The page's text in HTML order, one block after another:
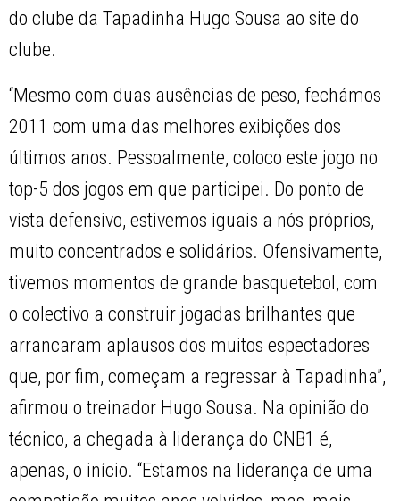
do clube da Tapadinha Hugo Sousa ao site do
clube.
“Mesmo com duas ausências de peso, fechámos
2011 com uma das melhores exibições dos
últimos anos. Pessoalmente, coloco este jogo no
top-5 dos jogos em que participei. Do ponto de
vista defensivo, estivemos iguais a nós próprios,
muito concentrados e solidários. Ofensivamente,
tivemos momentos de grande basquetebol, com
o colectivo a construir jogadas brilhantes que
arrancaram aplausos dos muitos espectadores
que, por fim, começam a regressar à Tapadinha”,
afirmou o treinador Hugo Sousa. Na opinião do
técnico, a chegada à liderança do CNB1 é,
apenas, o início. “Estamos na liderança de uma